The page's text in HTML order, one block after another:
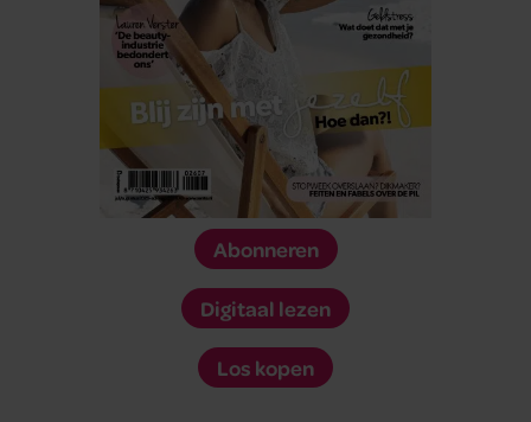
Abonneren
Digitaal lezen
Los kopen